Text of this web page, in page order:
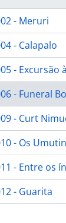
- Meruri
- Calapalo
- Excursão
- Funeral
- Curt
- Os
- Entre os
- Guarita